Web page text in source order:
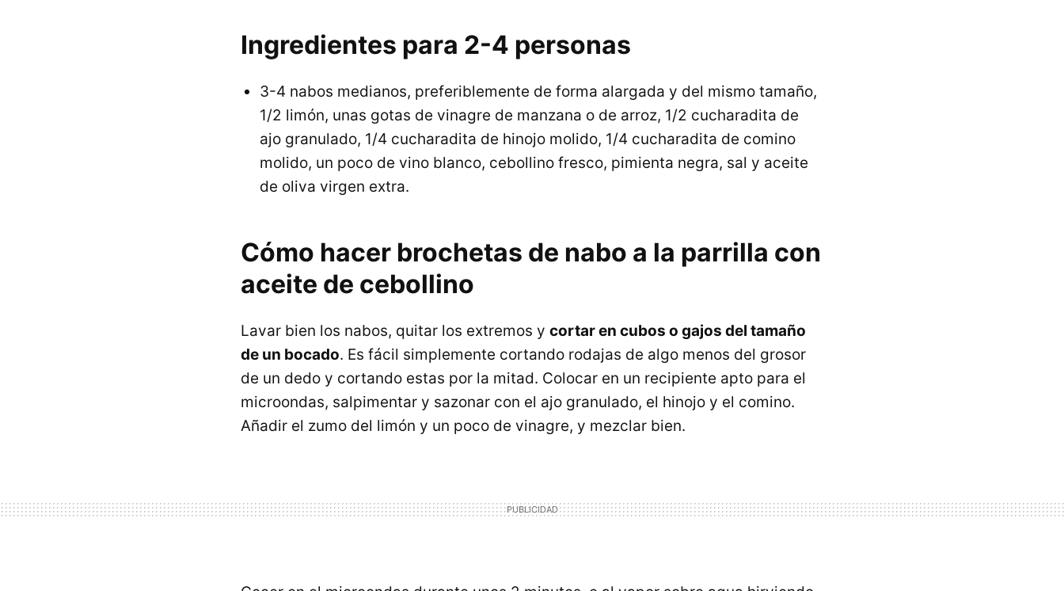
Ingredientes para 2-4 personas
3-4 nabos medianos, preferiblemente de forma alargada y del mismo tamaño,
1/2 limón, unas gotas de vinagre de manzana o de arroz, 1/2 cucharadita de
ajo granulado, 1/4 cucharadita de hinojo molido, 1/4 cucharadita de comino
molido, un poco de vino blanco, cebollino fresco, pimienta negra, sal y aceite
de oliva virgen extra.
Cómo hacer brochetas de nabo a la parrilla con
aceite de cebollino
Lavar bien los nabos, quitar los extremos y cortar en cubos o gajos del tamaño
de un bocado. Es fácil simplemente cortando rodajas de algo menos del grosor
de un dedo y cortando estas por la mitad. Colocar en un recipiente apto para el
microondas, salpimentar y sazonar con el ajo granulado, el hinojo y el comino.
Añadir el zumo del limón y un poco de vinagre, y mezclar bien.